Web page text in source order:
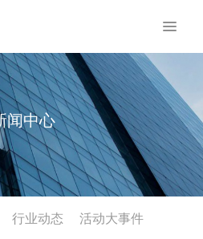
闻中心
行业动态 活动大事件